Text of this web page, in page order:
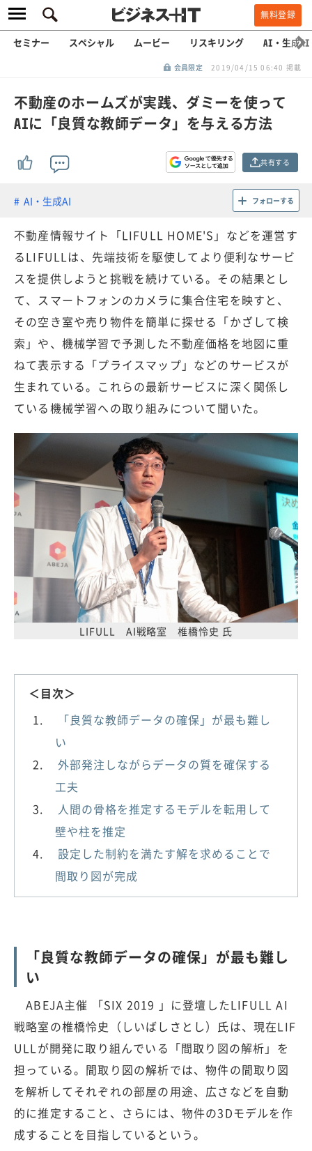
無料登録
セミナー スペシャル ムービー リスキリング AI・生成AI
会員限定 2019/04/15 06:40 掲載
不動産のホームズが実践、ダミーを使って
AIに「良質な教師データ」を与える方法
共有する
AI・生成AI フォローする
不動産情報サイト「LIFULL HOME'S」などを運営す
るLIFULLは、先端技術を駆使してより便利なサービ
スを提供しようと挑戦を続けている。その結果とし
て、スマートフォンのカメラに集合住宅を映すと、
その空き室や売り物件を簡単に探せる「かざして検
索」や、機械学習で予測した不動産価格を地図に重
ねて表示する「プライスマップ」などのサービスが
生まれている。これらの最新サービスに深く関係し
ている機械学習への取り組みについて聞いた。
LIFULL AI戦略室 椎橋怜史 氏
＜目次＞
「良質な教師データの確保」が最も難し
い
外部発注しながらデータの質を確保する
工夫
人間の骨格を推定するモデルを転用して
壁や柱を推定
設定した制約を満たす解を求めることで
間取り図が完成
「良質な教師データの確保」が最も難し
い
ABEJA主催 「SIX 2019 」に登壇したLIFULL AI
戦略室の椎橋怜史（しいばしさとし）氏は、現在LIF
ULLが開発に取り組んでいる「間取り図の解析」を
担っている。間取り図の解析では、物件の間取り図
を解析してそれぞれの部屋の用途、広さなどを自動
的に推定すること、さらには、物件の3Dモデルを作
成することを目指しているという。